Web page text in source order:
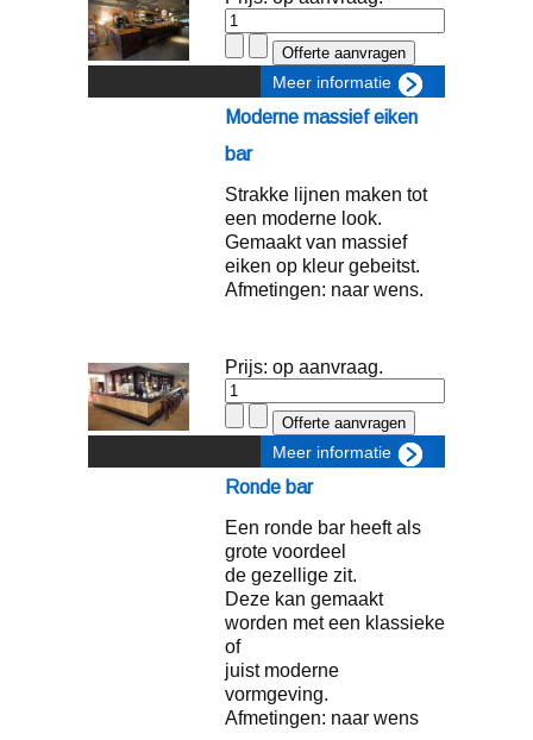
Meer informatie
Moderne massief eiken
bar
Strakke lijnen maken tot
een moderne look.
Gemaakt van massief
eiken op kleur gebeitst.
Afmetingen: naar wens.
Prijs: op aanvraag.
Meer informatie
Ronde bar
Een ronde bar heeft als
grote voordeel
de gezellige zit.
Deze kan gemaakt
worden met een klassieke
of
juist moderne
vormgeving.
Afmetingen: naar wens